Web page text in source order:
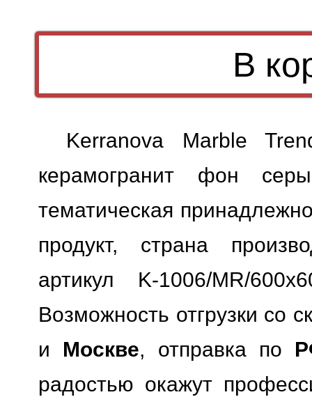
Kerranova Marble
керамогранит фон
тематическая
продукт, страна
артикул K-1006/MR/
Возможность отгрузки со
и Москве, отправка по
радостью окажут